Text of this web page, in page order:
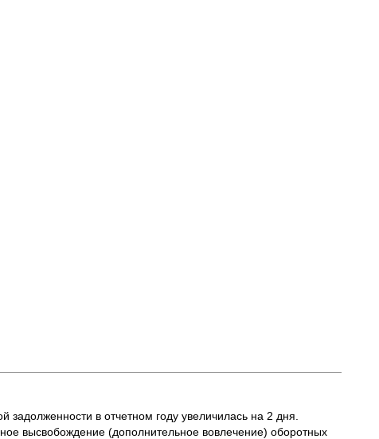
в отчетном году увеличилась на 2 дня.
высвобождение (дополнительное вовлечение) оборотных